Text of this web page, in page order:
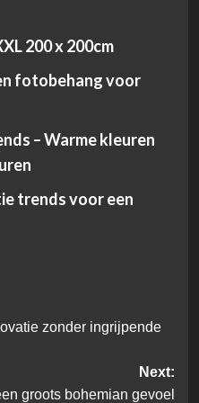
200 x 200cm
fotobehang voor
– Warme kleuren
trends voor een
zonder ingrijpende
Next:
groots bohemian gevoel